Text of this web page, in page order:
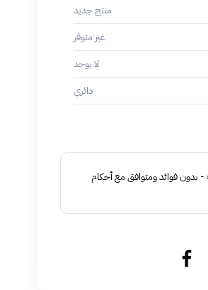
منتج جديد
غير متوفر
لا يوجد
دائري
- بدون فوائد ومتوافق مع أحكام